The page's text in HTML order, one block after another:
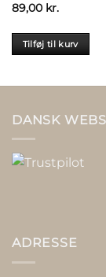
89,00 kr.
Tilføj til kurv
DANSK
ADRESSE